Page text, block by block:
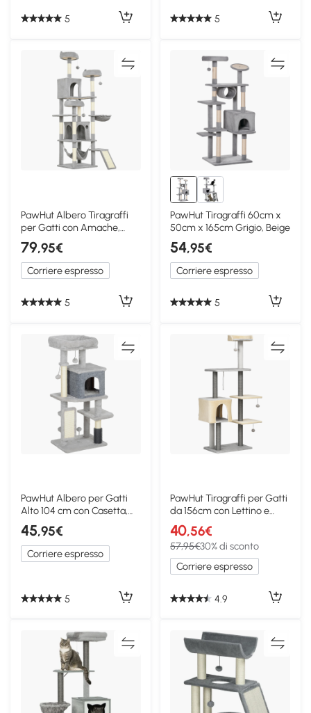
5 5
PawHut Albero Tiragraffi
per Gatti con Amache,
Posatoi e Casette
79,95€
Corriere espresso
5
PawHut Tiragraffi 60cm x
50cm x 165cm Grigio, Beige
54,95€
Corriere espresso
5
PawHut Albero per Gatti
Alto 104 cm con Casetta,
Letto e Spazzola
45,95€
Corriere espresso
5
PawHut Tiragraffi per Gatti
da 156cm con Lettino e
Casetta
40,56€
57,95€30% di sconto
Corriere espresso
4.9